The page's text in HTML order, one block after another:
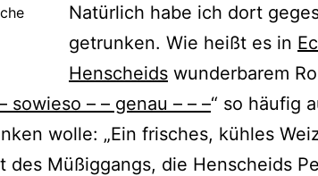
Natürlich habe ich dort
getrunken. Wie heißt es in
Henscheids wunderbarem
sowieso – – genau – – –“ so häufig
wolle: „Ein frisches, kühles
des Müßiggangs, die Henscheids